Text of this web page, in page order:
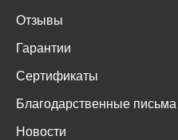
Отзывы
Гарантии
Сертификаты
Благодарственные письма
Новости